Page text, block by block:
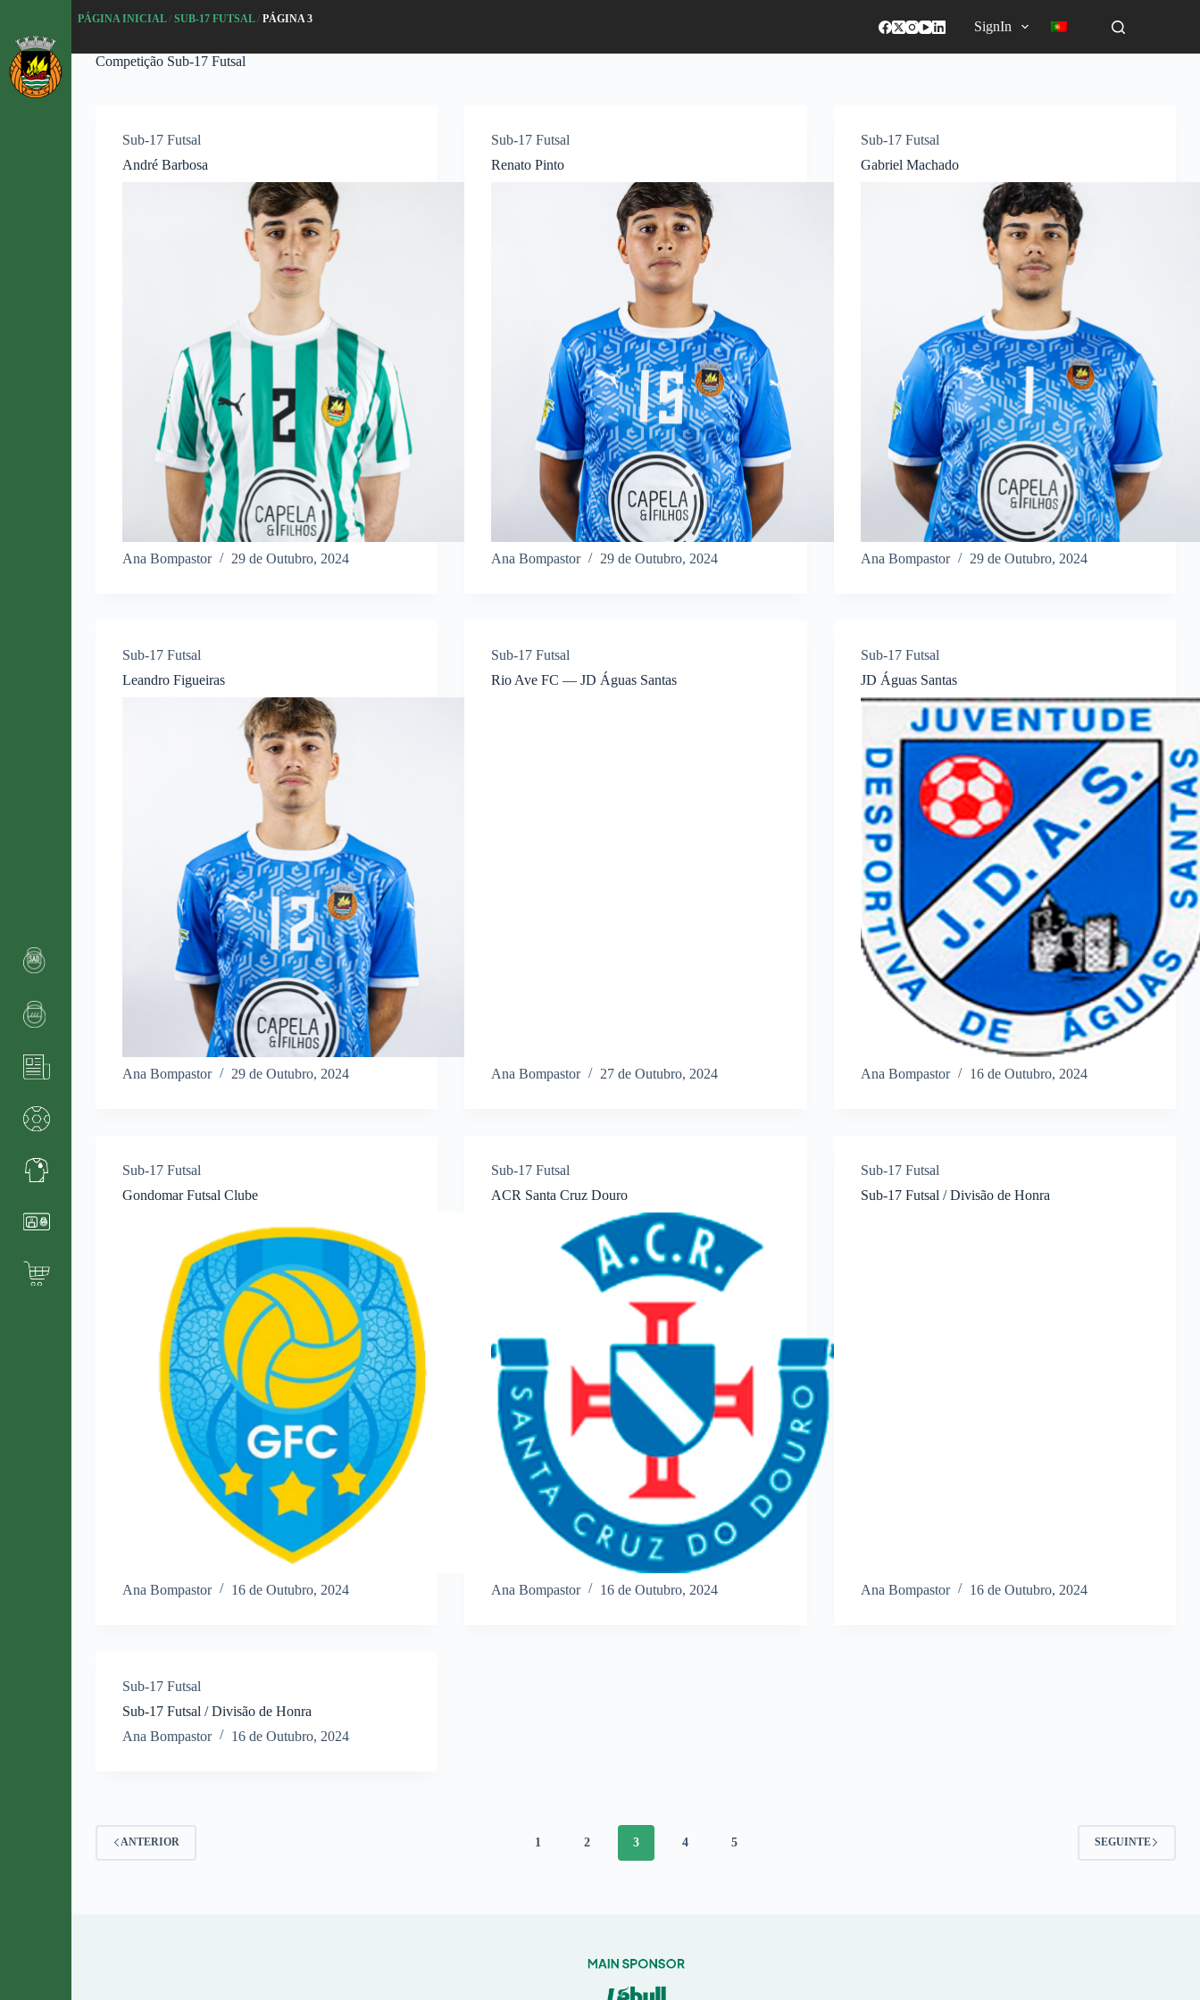
l
a
r
p
PÁGINA INICIAL/SUB-17 FUTSAL/PÁGINA 3
SignIn
Competição Sub-17 Futsal
Sub-17 Futsal
André Barbosa
Ana Bompastor 29 de Outubro, 2024
Sub-17 Futsal
Renato Pinto
Ana Bompastor 29 de Outubro, 2024
Sub-17 Futsal
Gabriel Machado
Ana Bompastor 29 de Outubro, 2024
Sub-17 Futsal
Leandro Figueiras
Ana Bompastor 29 de Outubro, 2024
Sub-17 Futsal
Rio Ave FC — JD Águas Santas
Ana Bompastor 27 de Outubro, 2024
Sub-17 Futsal
JD Águas Santas
Ana Bompastor 16 de Outubro, 2024
Sub-17 Futsal
Gondomar Futsal Clube
Ana Bompastor 16 de Outubro, 2024
Sub-17 Futsal
ACR Santa Cruz Douro
Ana Bompastor 16 de Outubro, 2024
Sub-17 Futsal
Sub-17 Futsal / Divisão de Honra
Ana Bompastor 16 de Outubro, 2024
Sub-17 Futsal
Sub-17 Futsal / Divisão de Honra
Ana Bompastor
16 de Outubro, 2024
ANTERIOR 1 2 3 4 5 SEGUINTE